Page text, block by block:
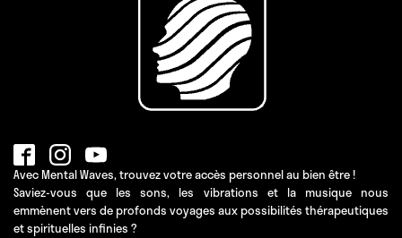
Avec Mental Waves, trouvez votre accès personnel au bien être !
Saviez-vous que les sons, les vibrations et la musique nous
emmènent vers de profonds voyages aux possibilités thérapeutiques
et spirituelles infinies ?